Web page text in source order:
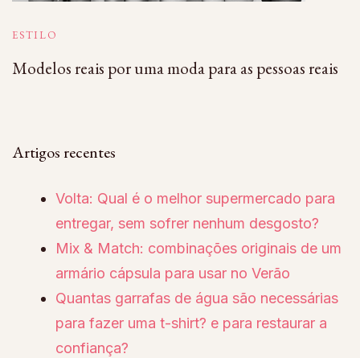
ESTILO
Modelos reais por uma moda para as pessoas reais
Artigos recentes
Volta: Qual é o melhor supermercado para
entregar, sem sofrer nenhum desgosto?
Mix & Match: combinações originais de um
armário cápsula para usar no Verão
Quantas garrafas de água são necessárias
para fazer uma t-shirt? e para restaurar a
confiança?